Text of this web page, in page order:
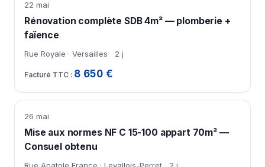
22 mai
Rénovation complète SDB 4m² — plomberie +
faïence
Rue Royale · Versailles 2 j
8 650 €
26 mai
Mise aux normes NF C 15-100 appart 70m² —
Consuel obtenu